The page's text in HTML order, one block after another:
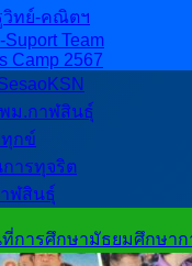
วิทย์-คณิตฯ
Suport Team
Camp 2567
ม.กาฬสินธุ์
ทุกข์
การทุจริต
ฬสินธุ์